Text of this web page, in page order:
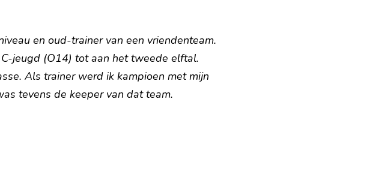
en oud-trainer van een vriendenteam.
jeugd (O14) tot aan het tweede elftal.
Als trainer werd ik kampioen met mijn
tevens de keeper van dat team.